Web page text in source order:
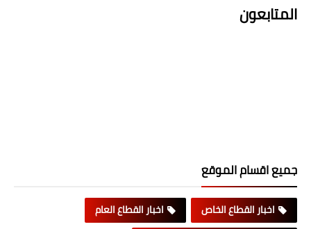
المتابعون
جميع اقسام الموقع
اخبار القطاع الخاص
اخبار القطاع العام